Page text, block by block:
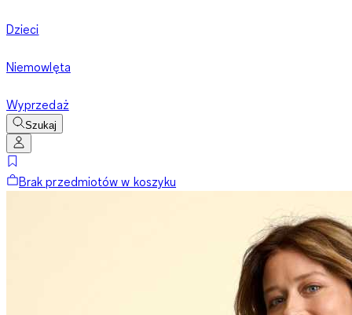
Dzieci
Niemowlęta
Wyprzedaż
Szukaj
Brak przedmiotów w koszyku